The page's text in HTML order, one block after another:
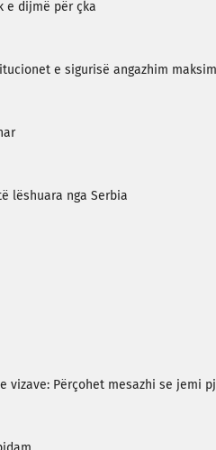
e dijmë për çka
e sigurisë angazhim
lëshuara nga Serbia
Përçohet mesazhi se jemi